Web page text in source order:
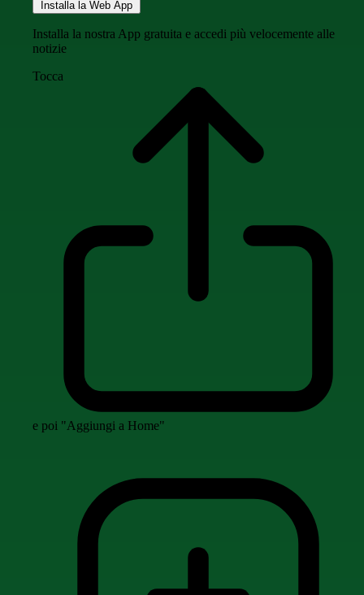
Installa la Web App
Installa la nostra App gratuita e accedi più velocemente alle
notizie
Tocca
e poi "Aggiungi a Home"